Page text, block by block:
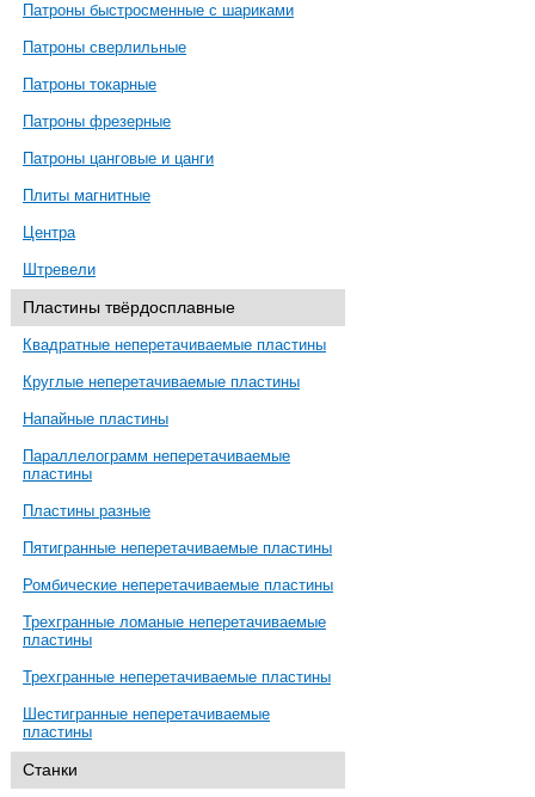
Патроны быстросменные с шариками
Патроны сверлильные
Патроны токарные
Патроны фрезерные
Патроны цанговые и цанги
Плиты магнитные
Центра
Штревели
Пластины твёрдосплавные
Квадратные неперетачиваемые пластины
Круглые неперетачиваемые пластины
Напайные пластины
Параллелограмм неперетачиваемые
пластины
Пластины разные
Пятигранные неперетачиваемые пластины
Ромбические неперетачиваемые пластины
Трехгранные ломаные неперетачиваемые
пластины
Трехгранные неперетачиваемые пластины
Шестигранные неперетачиваемые
пластины
Станки